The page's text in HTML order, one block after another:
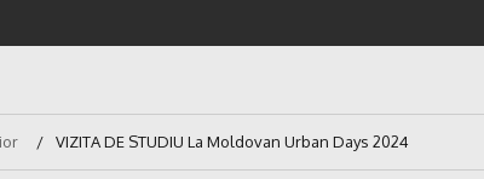
VIZITA DE STUDIU La Moldovan Urban Days 2024